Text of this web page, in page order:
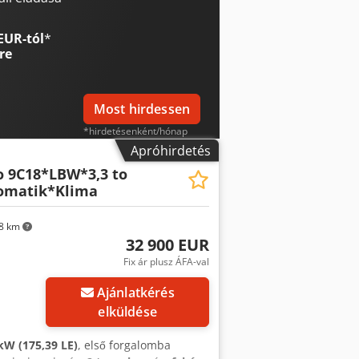
8550 kg-ra, ekkor a raktér
* Bär rakodó platform, 1000 kg
* 3 ülés * Spojler *
tól*
Most hirdessen
*hirdetésenként/hónap
Apróhirdetés
km
9C18*LBW*3,3 to
32 900 EUR
Fix ár plusz ÁFA-val
Ajánlatkérés
elküldése
(175,39 LE), első forgalomba